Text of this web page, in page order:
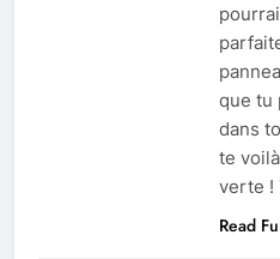
que tu
dans
te
verte !
Read